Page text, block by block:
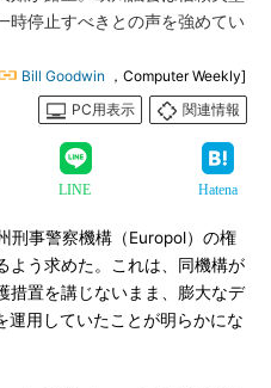
時停止すべきとの声を強めてい
Bill Goodwin ，Computer Weekly]
PC用表示
関連情報
LINE Hatena
刑事警察機構（Europol）の権
よう求めた。これは、同機構が
措置を講じないまま、膨大なデ
運用していたことが明らかにな